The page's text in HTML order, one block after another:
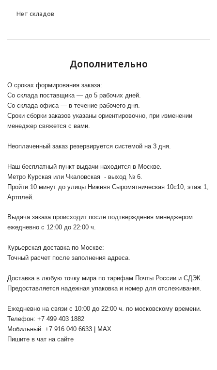
Нет складов
Дополнительно
О сроках формирования заказа:
Со склада поставщика — до 5 рабочих дней.
Со склада офиса — в течение рабочего дня.
Сроки сборки заказов указаны ориентировочно, при изменении
менеджер свяжется с вами.
Неоплаченный заказ резервируется системой на 3 дня.
Наш бесплатный пункт выдачи находится в Москве.
Метро Курская или Чкаловская - выход № 6.
Пройти 10 минут до улицы Нижняя Сыромятническая 10с10, этаж 1,
Артплей.
Выдача заказа происходит после подтверждения менеджером
ежедневно с 12:00 до 22:00 ч.
Курьерская доставка по Москве:
Точный расчет после заполнения адреса.
Доставка в любую точку мира по тарифам Почты России и СДЭК.
Предоставляется надежная упаковка и номер для отслеживания.
Ежедневно на связи с 10:00 до 22:00 ч. по московскому времени.
Телефон: +7 499 403 1882
Мобильный: +7 916 040 6633 | MAX
Пишите в чат на сайте